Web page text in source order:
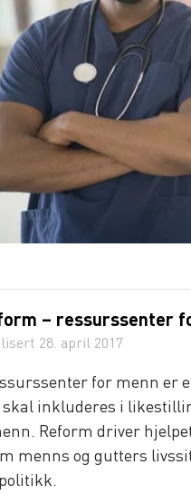
– ressurssenter
28. april 2017
for menn er
inkluderes i
Reform driver
menns og gutters